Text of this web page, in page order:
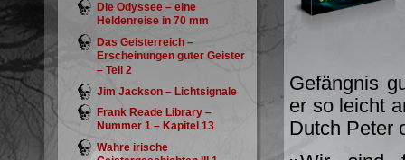
Die Odyssee – eine
Heldenreise in 70 mm
Das Geisterreich –
Erscheinungen guter Geister
– Teil 2
Jim Jackson – Lichtsignale
Frank Reade Library –
Nummer 1 – Kapitel 13
Wahre irische
Gefängnis
er so leicht
Dutch Peter